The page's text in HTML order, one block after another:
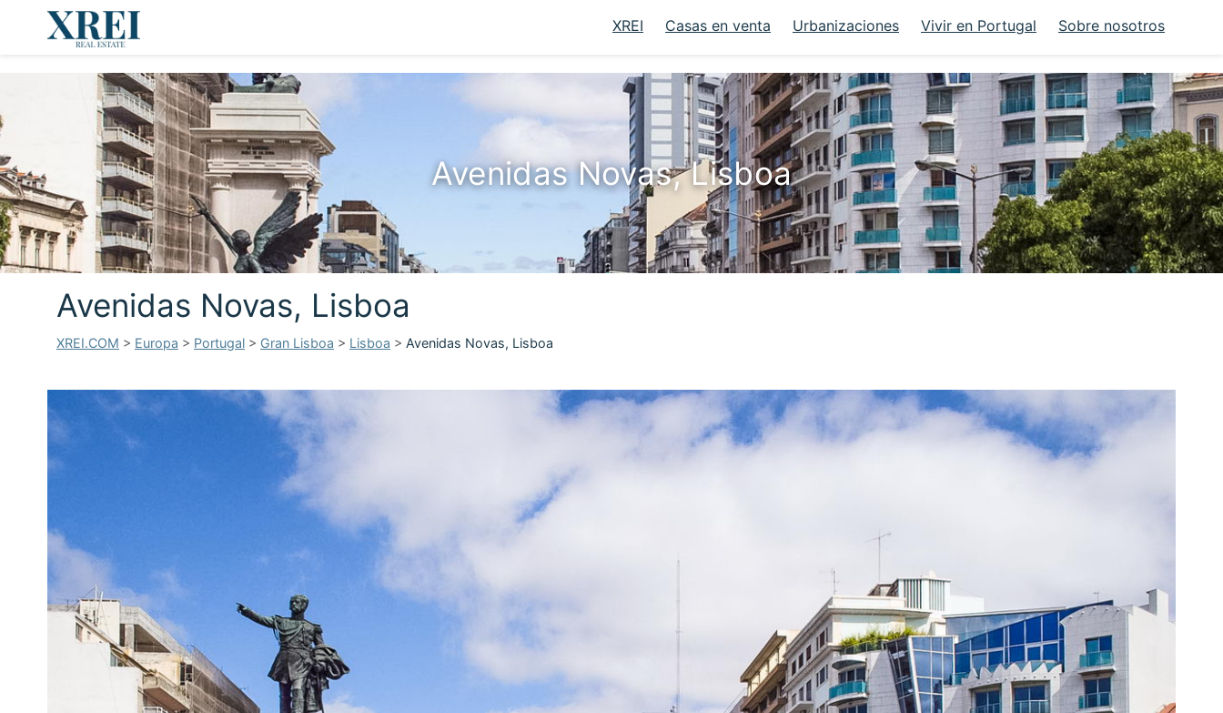
XREI Casas en venta Urbanizaciones Vivir en Portugal Sobre nosotros
Avenidas Novas, Lisboa
Avenidas Novas, Lisboa
XREI.COM > Europa > Portugal > Gran Lisboa > Lisboa > Avenidas Novas, Lisboa